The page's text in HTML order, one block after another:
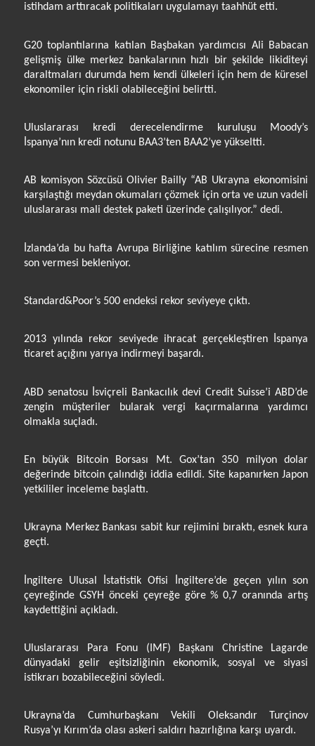
istihdam arttıracak politikaları uygulamayı taahhüt etti.
G20 toplantılarına katılan Başbakan yardımcısı Ali Babacan
gelişmiş ülke merkez bankalarının hızlı bir şekilde likiditeyi
daraltmaları durumda hem kendi ülkeleri için hem de küresel
ekonomiler için riskli olabileceğini belirtti.
Uluslararası kredi derecelendirme kuruluşu Moody’s
İspanya’nın kredi notunu BAA3’ten BAA2’ye yükseltti.
AB komisyon Sözcüsü Olivier Bailly “AB Ukrayna ekonomisini
karşılaştığı meydan okumaları çözmek için orta ve uzun vadeli
uluslararası mali destek paketi üzerinde çalışılıyor.” dedi.
İzlanda’da bu hafta Avrupa Birliğine katılım sürecine resmen
son vermesi bekleniyor.
Standard&Poor’s 500 endeksi rekor seviyeye çıktı.
2013 yılında rekor seviyede ihracat gerçekleştiren İspanya
ticaret açığını yarıya indirmeyi başardı.
ABD senatosu İsviçreli Bankacılık devi Credit Suisse’i ABD’de
zengin müşteriler bularak vergi kaçırmalarına yardımcı
olmakla suçladı.
En büyük Bitcoin Borsası Mt. Gox’tan 350 milyon dolar
değerinde bitcoin çalındığı iddia edildi. Site kapanırken Japon
yetkililer inceleme başlattı.
Ukrayna Merkez Bankası sabit kur rejimini bıraktı, esnek kura
geçti.
İngiltere Ulusal İstatistik Ofisi İngiltere’de geçen yılın son
çeyreğinde GSYH önceki çeyreğe göre % 0,7 oranında artış
kaydettiğini açıkladı.
Uluslararası Para Fonu (IMF) Başkanı Christine Lagarde
dünyadaki gelir eşitsizliğinin ekonomik, sosyal ve siyasi
istikrarı bozabileceğini söyledi.
Ukrayna’da Cumhurbaşkanı Vekili Oleksandır Turçinov
Rusya’yı Kırım’da olası askeri saldırı hazırlığına karşı uyardı.